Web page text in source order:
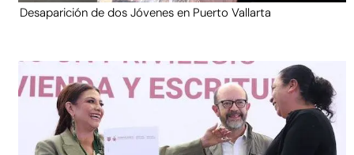
Desaparición de dos Jóvenes en Puerto Vallarta